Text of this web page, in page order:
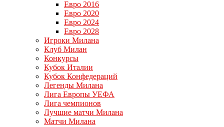
Евро 2016
Евро 2020
Евро 2024
Евро 2028
Игроки Милана
Клуб Милан
Конкурсы
Кубок Италии
Кубок Конфедераций
Легенды Милана
Лига Европы УЕФА
Лига чемпионов
Лучшие матчи Милана
Матчи Милана